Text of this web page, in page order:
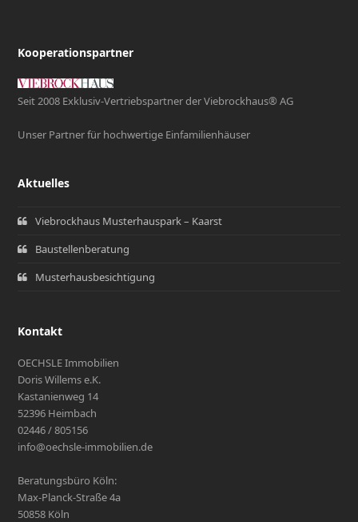
Kooperationspartner
Seit 2008 Exklusiv-Vertriebspartner der Viebrockhaus® AG
Unser Partner für hochwertige Einfamilienhäuser
Aktuelles
Viebrockhaus Musterhauspark – Kaarst
Baustellenberatung
Musterhausbesichtigung
Kontakt
OECHSLE Immobilien
Doris Willems e.K.
Kastanienweg 14
52396 Heimbach
02446 / 805156
info@oechsle-immobilien.de
Beratungsbüro Köln:
Max-Planck-Straße 4a
50858 Köln